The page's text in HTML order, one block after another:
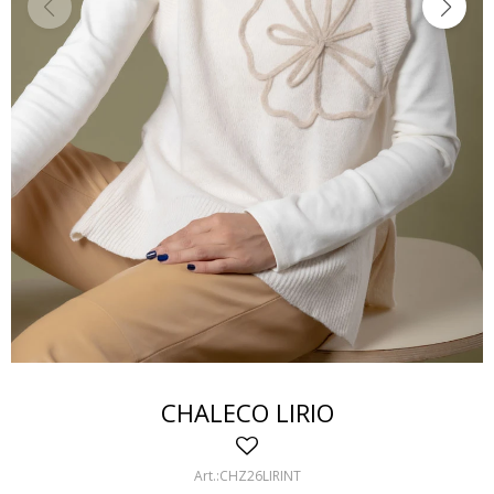
CHALECO LIRIO
CHZ26LIRINT